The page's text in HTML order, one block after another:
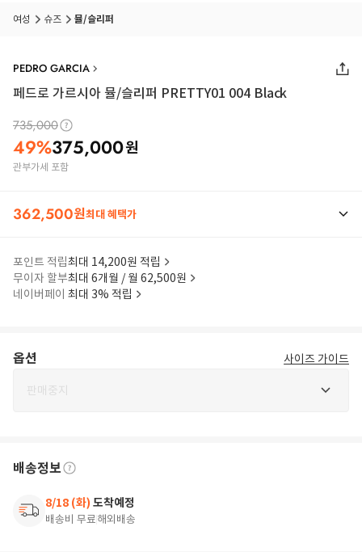
여성 슈즈 뮬/슬리퍼
PEDRO GARCIA
페드로 가르시아 뮬/슬리퍼 PRETTY01 004 Black
735,000
49%375,000원
관부가세 포함
362,500원최대 혜택가
포인트 적립최대 14,200원 적립
무이자 할부최대 6개월 / 월 62,500원
네이버페이 최대 3% 적립
옵션 사이즈 가이드
판매중지
배송정보
8/18 (화) 도착예정
배송비 무료해외배송